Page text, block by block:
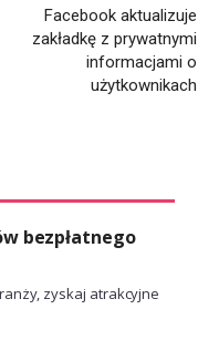
Facebook aktualizuje
zakładkę z prywatnymi
informacjami o
użytkownikach
bezpłatnego
zyskaj atrakcyjne